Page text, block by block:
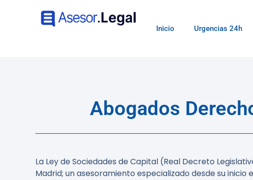
Inicio Urgencias 24h
Abogados
La Ley de Sociedades de Capital (Real Decreto
Madrid; un asesoramiento especializado desde su